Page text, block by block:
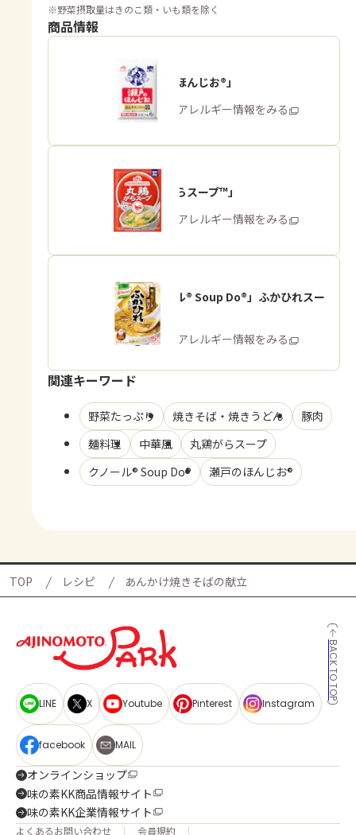
※野菜摂取量はきのこ類・いも類を除く
商品情報
「瀬戸のほんじお®」
商品・アレルギー情報をみる
「丸鶏がらスープ™」
商品・アレルギー情報をみる
「クノール® Soup Do®」ふかひれスー
プ用
商品・アレルギー情報をみる
関連キーワード
野菜たっぷり 焼きそば・焼きうどん
豚肉
麺料理
中華風
丸鶏がらスープ
クノール® Soup Do®
瀬戸のほんじお®
TOP レシピ あんかけ焼きそばの献立
BACK TO TOP
LINE X Youtube Pinterest Instagram
facebook MAIL
オンラインショップ
味の素KK商品情報サイト
味の素KK企業情報サイト
よくあるお問い合わせ 会員規約